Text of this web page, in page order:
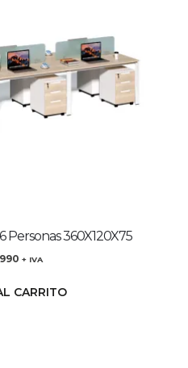
Personas 360X120X75
+ IVA
CARRITO